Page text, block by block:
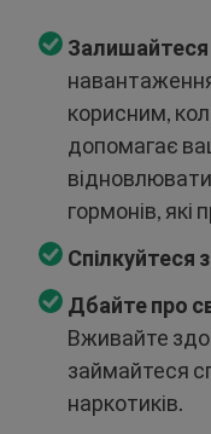
корисним,
допомагає
гормонів, які
Спілкуйтеся
Дбайте про
Вживайте
займайтеся
наркотиків.